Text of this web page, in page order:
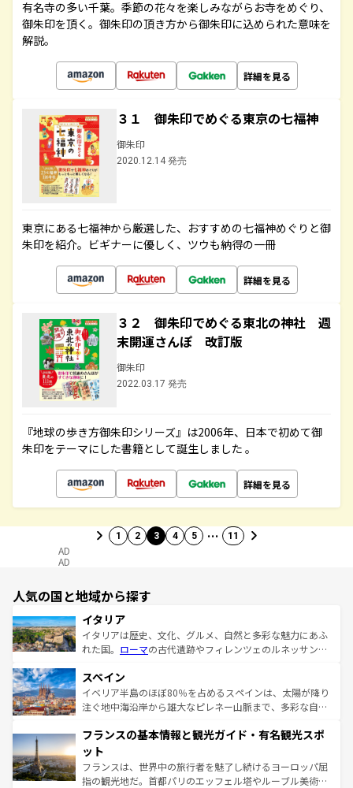
有名寺の多い千葉。季節の花々を楽しみながらお寺をめぐり、
御朱印を頂く。御朱印の頂き方から御朱印に込められた意味を
解説。
詳細を見る
３１ 御朱印でめぐる東京の七福神
御朱印
2020.12.14 発売
東京にある七福神から厳選した、おすすめの七福神めぐりと御
朱印を紹介。ビギナーに優しく、ツウも納得の一冊
詳細を見る
３２ 御朱印でめぐる東北の神社 週
末開運さんぽ 改訂版
御朱印
2022.03.17 発売
『地球の歩き方御朱印シリーズ』は2006年、日本で初めて御
朱印をテーマにした書籍として誕生しました 。
詳細を見る
1 2 3 4 5 … 11
AD
AD
人気の国と地域から探す
イタリア
イタリアは歴史、文化、グルメ、自然と多彩な魅力にあふ
れた国。 ローマの古代遺跡やフィレンツェのルネッサンス
ろん、トスカーナの美しい田園風景やアマルフィ海岸の絶
景など、自然景観も見逃せない。観光の合間には、本場の
ピザやパスタなど、絶品のイタリア料理を堪能することも
ませてくれるイタリアで、忘れられない旅をしてみよう！
なお、新着のイタリア情報は
しい。
スペイン
イベリア半島のほぼ80％を占めるスペインは、太陽が降り
注ぐ地中海沿岸から雄大なピレネー山脈まで、多彩な自然
文化が根付くこの国では、情熱的なフラメンコ、熱気あふ
れる闘牛、そして美味しいタパスが生活の一部となってい
る。首都マドリードの洗練された雰囲気や、バルセロナの
アートに溢れた街角から、地方では古代ローマ遺跡や中世
フランスの基本情報と観光ガイド・有名観光スポ
ット
フランスは、世界中の旅行者を魅了し続けるヨーロッパ屈
指の観光地だ。首都パリのエッフェル塔やルーブル美術館